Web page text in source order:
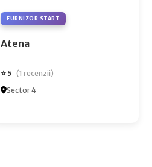
FURNIZOR START
Atena
⭐ 5 (1 recenzii)
Sector 4